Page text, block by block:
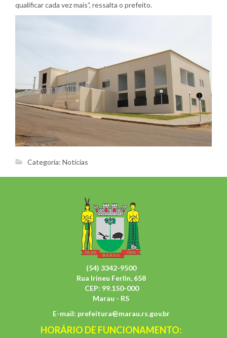
qualificar cada vez mais”, ressalta o prefeito.
Categoria: Notícias
(54) 3342-9500
Rua Irineu Ferlin, 658
CEP: 99.150-000
Marau - RS
E-mail: prefeitura@marau.rs.gov.br
HORÁRIO DE FUNCIONAMENTO: